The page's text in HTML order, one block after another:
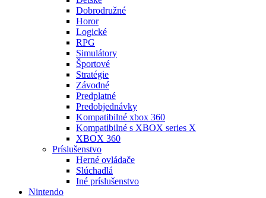
Dobrodružné
Horor
Logické
RPG
Simulátory
Športové
Stratégie
Závodné
Predplatné
Predobjednávky
Kompatibilné xbox 360
Kompatibilné s XBOX series X
XBOX 360
Príslušenstvo
Herné ovládače
Slúchadlá
Iné príslušenstvo
Nintendo